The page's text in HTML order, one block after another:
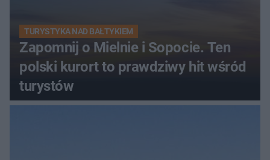
TURYSTYKA NAD BAŁTYKIEM
Zapomnij o Mielnie i Sopocie. Ten
polski kurort to prawdziwy hit wśród
turystów